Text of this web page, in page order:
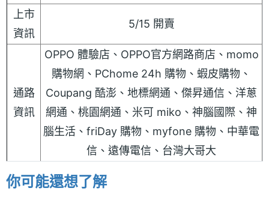
上市
資訊
5/15 開賣
通路
資訊
OPPO 體驗店、OPPO官方網路商店、momo
購物網、PChome 24h 購物、蝦皮購物、
Coupang 酷澎、地標網通、傑昇通信、洋蔥
網通、桃園網通、米可 miko、神腦國際、神
腦生活、friDay 購物、myfone 購物、中華電
信、遠傳電信、台灣大哥大
你可能還想了解